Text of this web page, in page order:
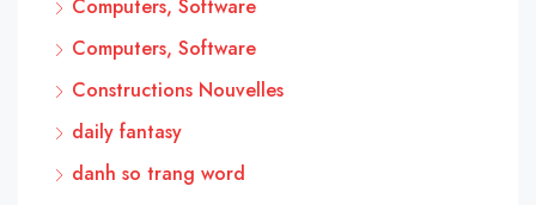
Computers, Software
Computers, Software
Constructions Nouvelles
daily fantasy
danh so trang word